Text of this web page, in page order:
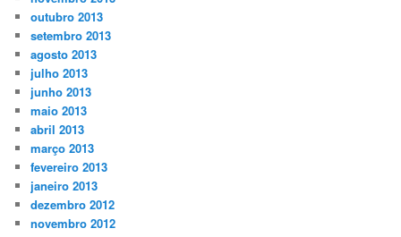
outubro 2013
setembro 2013
agosto 2013
julho 2013
junho 2013
maio 2013
abril 2013
março 2013
fevereiro 2013
janeiro 2013
dezembro 2012
novembro 2012